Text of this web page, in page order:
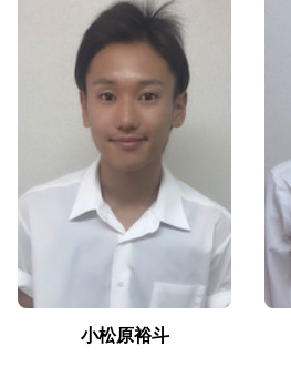
小松原裕斗